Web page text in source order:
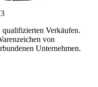
Verkäufen.
von
Unternehmen.